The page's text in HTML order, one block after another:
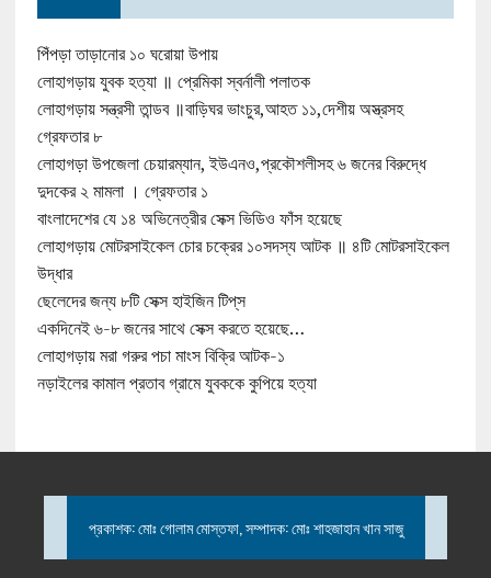
পিঁপড়া তাড়ানোর ১০ ঘরোয়া উপায়
লোহাগড়ায় যুবক হত্যা ॥ প্রেমিকা স্বর্নালী পলাতক
লোহাগড়ায় সন্ত্রসী তান্ডব ॥বাড়িঘর ভাংচুর,আহত ১১,দেশীয় অস্ত্রসহ
গ্রেফতার ৮
লোহাগড়া উপজেলা চেয়ারম্যান, ইউএনও,প্রকৌশলীসহ ৬ জনের বিরুদ্ধে
দুদকের ২ মামলা । গ্রেফতার ১
বাংলাদেশের যে ১৪ অভিনেত্রীর সেক্স ভিডিও ফাঁস হয়েছে
লোহাগড়ায় মোটরসাইকেল চোর চক্রের ১০সদস্য আটক ॥ ৪টি মোটরসাইকেল
উদ্ধার
ছেলেদের জন্য ৮টি সেক্স হাইজিন টিপ্‌স
একদিনেই ৬-৮ জনের সাথে সেক্স করতে হয়েছে…
লোহাগড়ায় মরা গরুর পচা মাংস বিক্রি আটক-১
নড়াইলের কামাল প্রতাব গ্রামে যুবককে কুপিয়ে হত্যা
প্রকাশক: মোঃ গোলাম মোস্তফা, সম্পাদক: মোঃ শাহজাহান খান সাজু